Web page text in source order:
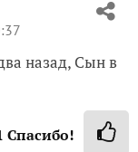
назад, Сын в
Спасибо!